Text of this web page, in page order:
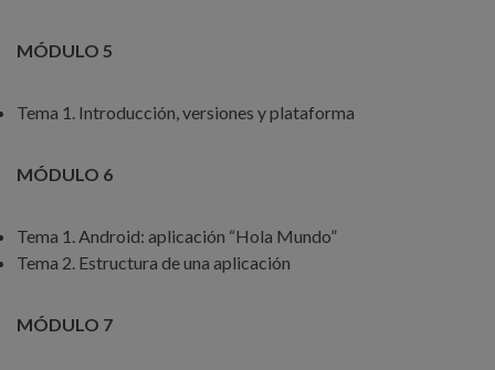
MÓDULO 5
Tema 1. Introducción, versiones y plataforma
MÓDULO 6
Tema 1. Android: aplicación “Hola Mundo”
Tema 2. Estructura de una aplicación
MÓDULO 7